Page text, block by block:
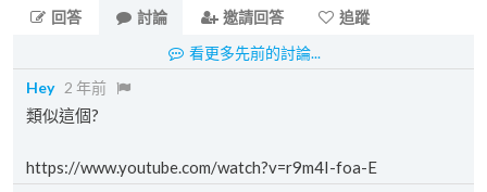
回答
討論 邀請回答
追蹤
看更多先前的討論...
Hey 2 年前
類似這個?
https://www.youtube.com/watch?v=r9m4I-foa-E